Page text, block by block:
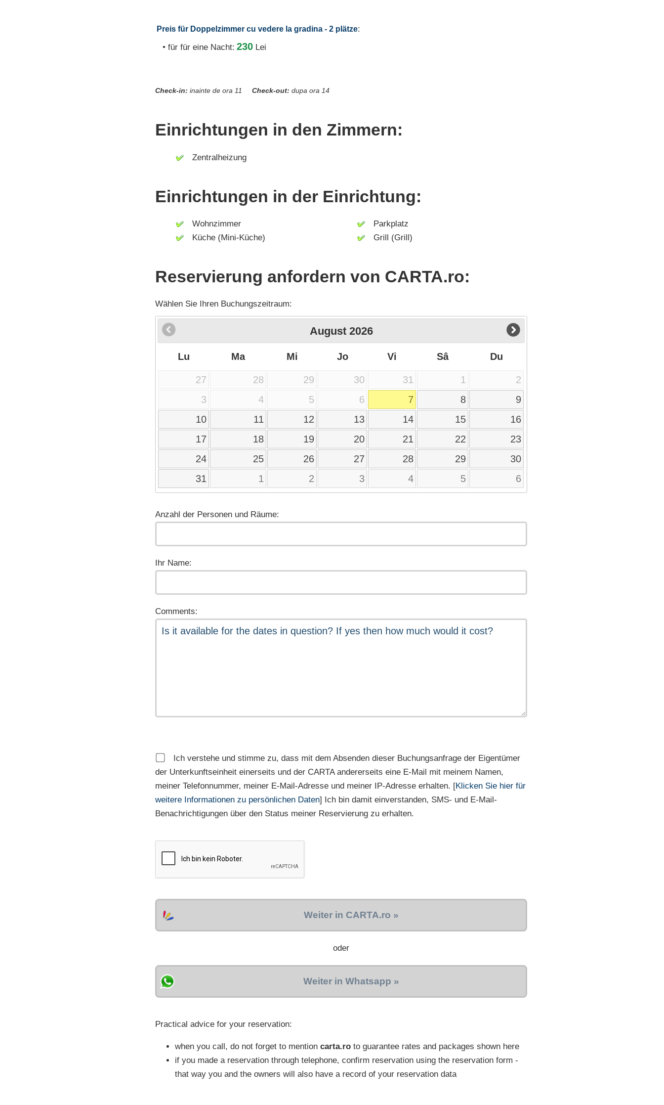
Preis für Doppelzimmer cu vedere la gradina - 2 plätze:
• für für eine Nacht: 230 Lei
Check-in: inainte de ora 11 Check-out: dupa ora 14
Einrichtungen in den Zimmern:
Zentralheizung
Einrichtungen in der Einrichtung:
Wohnzimmer
Küche (Mini-Küche)
Parkplatz
Grill (Grill)
Reservierung anfordern von CARTA.ro:
Wählen Sie Ihren Buchungszeitraum:
August 2026
Lu Ma Mi Jo Vi Sâ Du
27 28 29 30 31 1
2
3
4 5 6 7 8
9
10
11 12 13 14 15
16
17
18 19 20 21 22
23
24
25 26 27 28 29
30
31
1 2 3 4 5 6
Anzahl der Personen und Räume:
Ihr Name:
Comments:
Ich verstehe und stimme zu, dass mit dem Absenden dieser Buchungsanfrage der Eigentümer
der Unterkunftseinheit einerseits und der CARTA andererseits eine E-Mail mit meinem Namen,
meiner Telefonnummer, meiner E-Mail-Adresse und meiner IP-Adresse erhalten. [Klicken Sie hier für
weitere Informationen zu persönlichen Daten] Ich bin damit einverstanden, SMS- und E-Mail-
Benachrichtigungen über den Status meiner Reservierung zu erhalten.
Weiter in CARTA.ro »
oder
Weiter in Whatsapp »
Practical advice for your reservation:
when you call, do not forget to mention carta.ro to guarantee rates and packages shown here
if you made a reservation through telephone, confirm reservation using the reservation form -
that way you and the owners will also have a record of your reservation data